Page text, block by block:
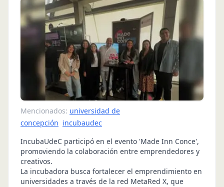
Mencionados: universidad de
concepción incubaudec
IncubaUdeC participó en el evento 'Made Inn Conce',
promoviendo la colaboración entre emprendedores y
creativos.
La incubadora busca fortalecer el emprendimiento en
universidades a través de la red MetaRed X, que